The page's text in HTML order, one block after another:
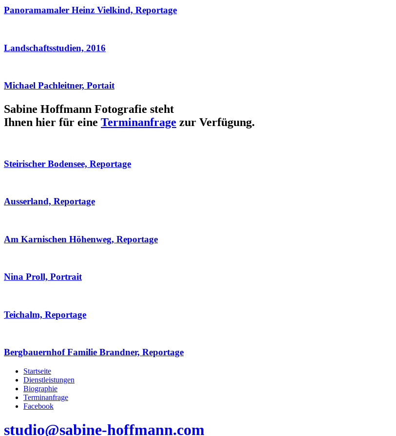
Panoramamaler Heinz Vielkind, Reportage
Landschaftsstudien, 2016
Michael Pachleitner, Portait
Sabine Hoffmann Fotografie steht
Ihnen hier für eine Terminanfrage zur Verfügung.
Steirischer Bodensee, Reportage
Ausserland, Reportage
Am Karnischen Höhenweg, Reportage
Nina Proll, Portrait
Teichalm, Reportage
Bergbauernhof Familie Brandner, Reportage
Startseite
Dienstleistungen
Biographie
Terminanfrage
Facebook
studio@sabine-hoffmann.com